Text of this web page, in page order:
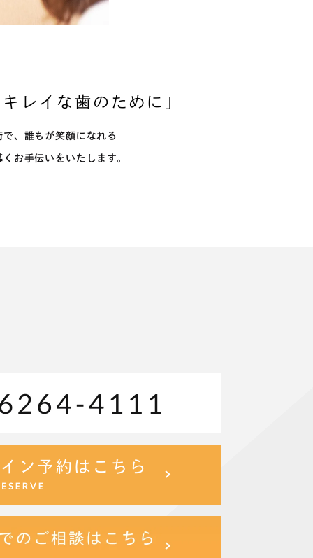
レイな 歯のために」
、誰もが笑顔になれる
お手伝いをいたします。